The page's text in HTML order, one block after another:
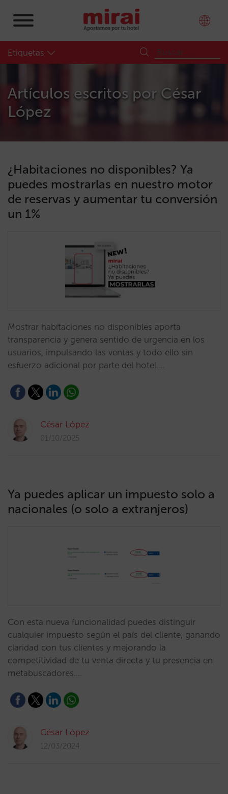
Etiquetas
Artículos escritos por César
López
¿Habitaciones no disponibles? Ya
puedes mostrarlas en nuestro motor
de reservas y aumentar tu conversión
un 1%
Mostrar habitaciones no disponibles aporta
transparencia y genera sentido de urgencia en los
usuarios, impulsando las ventas y todo ello sin
esfuerzo adicional por parte del hotel.…
César López
01/10/2025
Ya puedes aplicar un impuesto solo a
nacionales (o solo a extranjeros)
Con esta nueva funcionalidad puedes distinguir
cualquier impuesto según el país del cliente, ganando
claridad con tus clientes y mejorando la
competitividad de tu venta directa y tu presencia en
metabuscadores.…
César López
12/03/2024